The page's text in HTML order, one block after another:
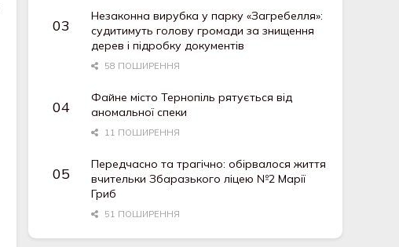
Незаконна вирубка у парку «Загребелля»:
судитимуть голову громади за знищення
дерев і підробку документів
58 ПОШИРЕННЯ
Файне місто Тернопіль рятується від
аномальної спеки
11 ПОШИРЕННЯ
Передчасно та трагічно: обірвалося життя
вчительки Збаразького ліцею №2 Марії
Гриб
51 ПОШИРЕННЯ